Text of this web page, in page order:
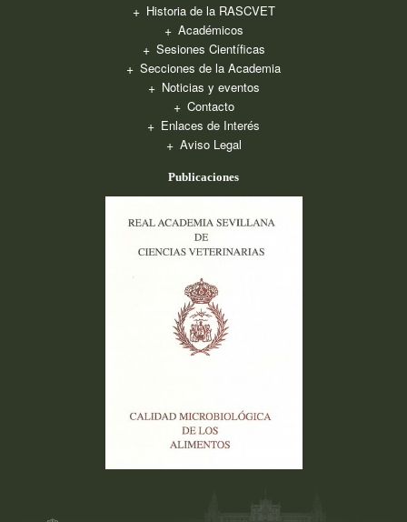
Historia de la RASCVET
Académicos
Sesiones Científicas
Secciones de la Academia
Noticias y eventos
Contacto
Enlaces de Interés
Aviso Legal
Publicaciones